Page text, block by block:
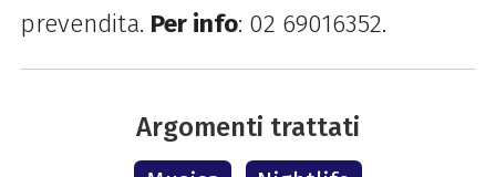
prevendita. Per info: 02 69016352.
Argomenti trattati